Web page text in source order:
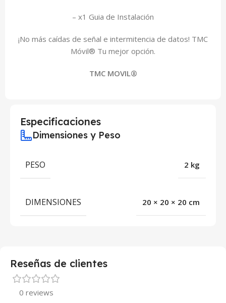
– x1 Guia de Instalación
¡No más caídas de señal e intermitencia de datos! TMC
Móvil® Tu mejor opción.
TMC MOVIL®
Especificaciones
Dimensiones y Peso
PESO 2 kg
DIMENSIONES 20 × 20 × 20 cm
Reseñas de clientes
0 reviews